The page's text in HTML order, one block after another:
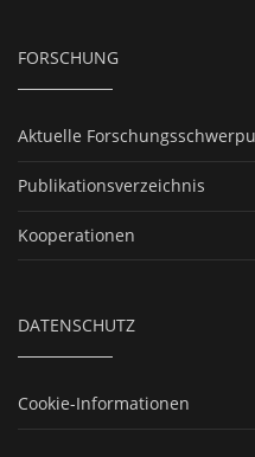
FORSCHUNG
Aktuelle
Publikationsverzeichnis
Kooperationen
DATENSCHUTZ
Cookie-Informationen